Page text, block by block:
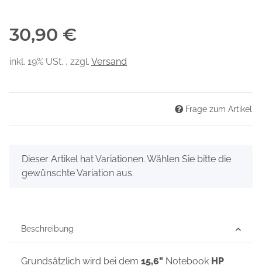
30,90 €
inkl. 19% USt. , zzgl. Versand
Frage zum Artikel
x
Dieser Artikel hat Variationen. Wählen Sie bitte die
gewünschte Variation aus.
Beschreibung
Grundsätzlich wird bei dem 15,6" Notebook HP